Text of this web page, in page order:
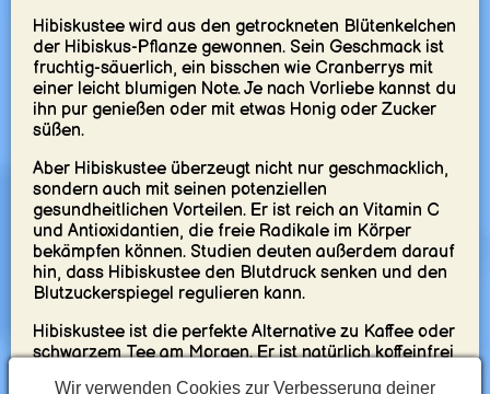
Hibiskustee wird aus den getrockneten Blütenkelchen
der Hibiskus-Pflanze gewonnen. Sein Geschmack ist
fruchtig-säuerlich, ein bisschen wie Cranberrys mit
einer leicht blumigen Note. Je nach Vorliebe kannst du
ihn pur genießen oder mit etwas Honig oder Zucker
süßen.
Aber Hibiskustee überzeugt nicht nur geschmacklich,
sondern auch mit seinen potenziellen
gesundheitlichen Vorteilen. Er ist reich an Vitamin C
und Antioxidantien, die freie Radikale im Körper
bekämpfen können. Studien deuten außerdem darauf
hin, dass Hibiskustee den Blutdruck senken und den
Blutzuckerspiegel regulieren kann.
Hibiskustee ist die perfekte Alternative zu Kaffee oder
schwarzem Tee am Morgen. Er ist natürlich koffeinfrei
Wir verwenden Cookies zur Verbesserung deiner